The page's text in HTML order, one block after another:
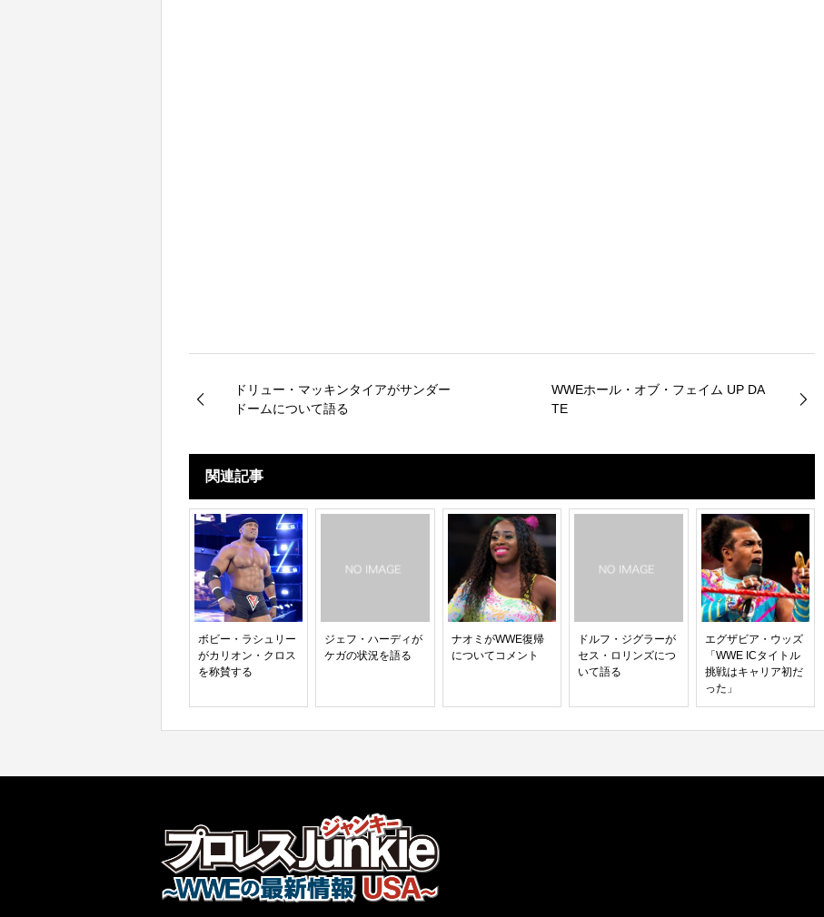
ドリュー・マッキンタイアがサンダー
ドームについて語る
WWEホール・オブ・フェイム UP DA
TE
関連記事
ボビー・ラシュリー
がカリオン・クロス
を称賛する
ジェフ・ハーディが
ケガの状況を語る
ナオミがWWE復帰
についてコメント
ドルフ・ジグラーが
セス・ロリンズにつ
いて語る
エグザビア・ウッズ
「WWE ICタイトル
挑戦はキャリア初だ
った」